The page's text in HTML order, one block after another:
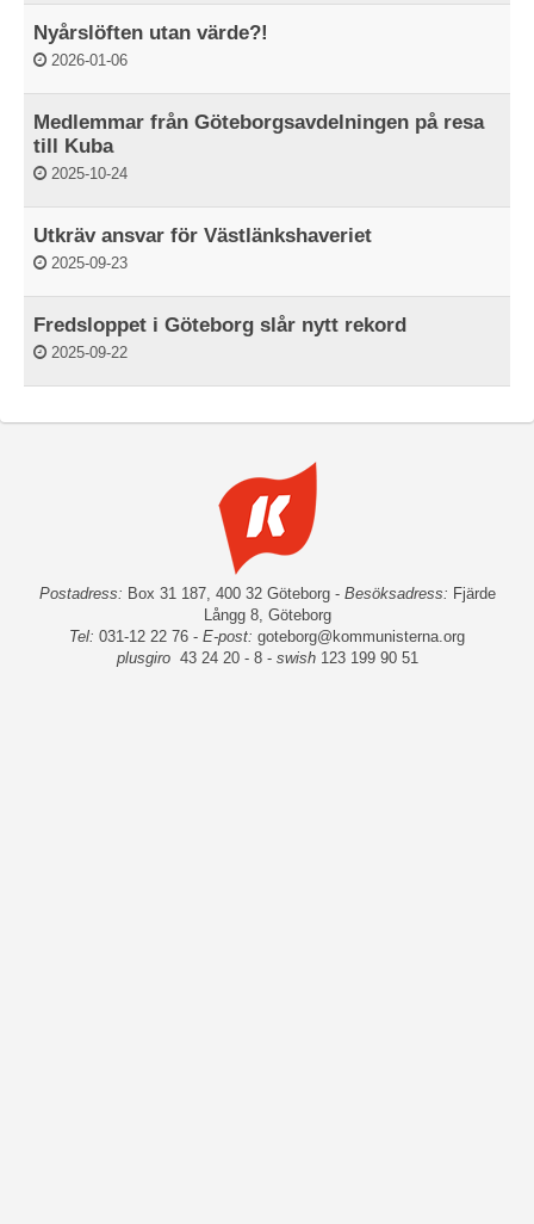
Nyårslöften utan värde?!
2026-01-06
Medlemmar från Göteborgsavdelningen på resa
till Kuba
2025-10-24
Utkräv ansvar för Västlänkshaveriet
2025-09-23
Fredsloppet i Göteborg slår nytt rekord
2025-09-22
Postadress: Box 31 187, 400 32 Göteborg - Besöksadress: Fjärde
Långg 8, Göteborg
Tel: 031-12 22 76 - E-post: goteborg@kommunisterna.org
plusgiro43 24 20 - 8 - swish123 199 90 51